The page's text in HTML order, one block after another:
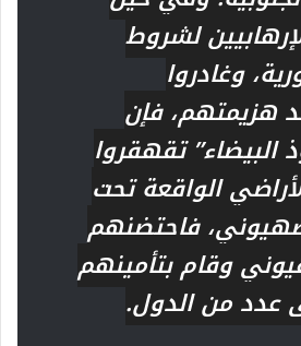
لشروط
وغادروا
هزيمتهم، فإن
البيضاء” تقهقروا
الواقعة تحت
فاحتضنهم
وقام بتأمينهم
عدد من الدول.